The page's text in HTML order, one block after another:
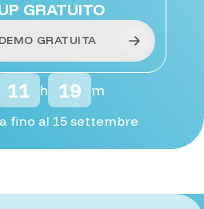
GRATUITO
GRATUITA
11 h 19 m
fino al 15 settembre